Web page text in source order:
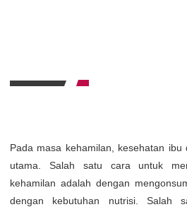
Pada masa kehamilan, kesehatan
utama. Salah satu cara untuk
kehamilan adalah dengan
dengan kebutuhan nutrisi. Salah